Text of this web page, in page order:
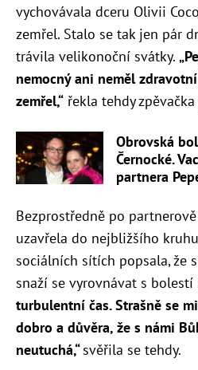
vychovávala dceru Olivii
zemřel. Stalo se tak jen pár
trávila velikonoční svátky.
nemocný ani neměl
zemřel,“ řekla tehdy
Obrovská
Černocké.
partnera
Bezprostředně po
uzavřela do nejbližšího
sociálních sítích popsala, že
snaží se vyrovnávat s bolestí
turbulentní čas. Strašně se
dobro a důvěra, že s námi
neutuchá,“svěřila se tehdy.